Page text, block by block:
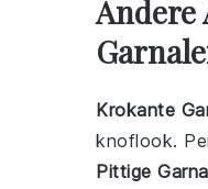
Andere
Krokante
knoflook.
Pittige